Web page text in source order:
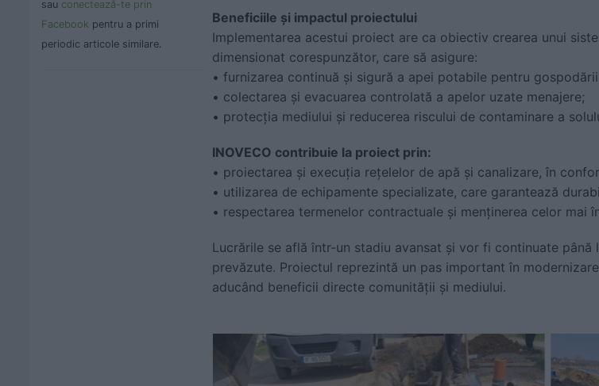
sau conectează-te prin
Facebook pentru a primi
periodic articole similare.
Beneficiile și impactul proiectului
Implementarea acestui proiect are ca obiectiv crearea unui
dimensionat corespunzător, care să asigure:
• furnizarea continuă și sigură a apei potabile pentru
• colectarea și evacuarea controlată a apelor uzate menajere;
• protecția mediului și reducerea riscului de contaminare a
INOVECO contribuie la proiect prin:
• proiectarea și execuția rețelelor de apă și canalizare, în
• utilizarea de echipamente specializate, care garantează
• respectarea termenelor contractuale și menținerea celor mai
Lucrările se află într-un stadiu avansat și vor fi continuate
prevăzute. Proiectul reprezintă un pas important în
aducând beneficii directe comunității și mediului.